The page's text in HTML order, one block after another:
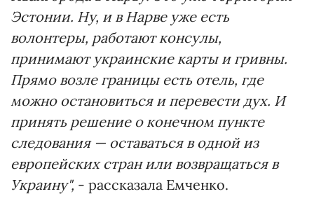
Эстонии. Ну, и в Нарве уже есть
волонтеры, работают консулы,
принимают украинские карты и гривны.
Прямо возле границы есть отель, где
можно остановиться и перевести дух. И
принять решение о конечном пункте
следования — оставаться в одной из
европейских стран или возвращаться в
Украину", - рассказала Емченко.